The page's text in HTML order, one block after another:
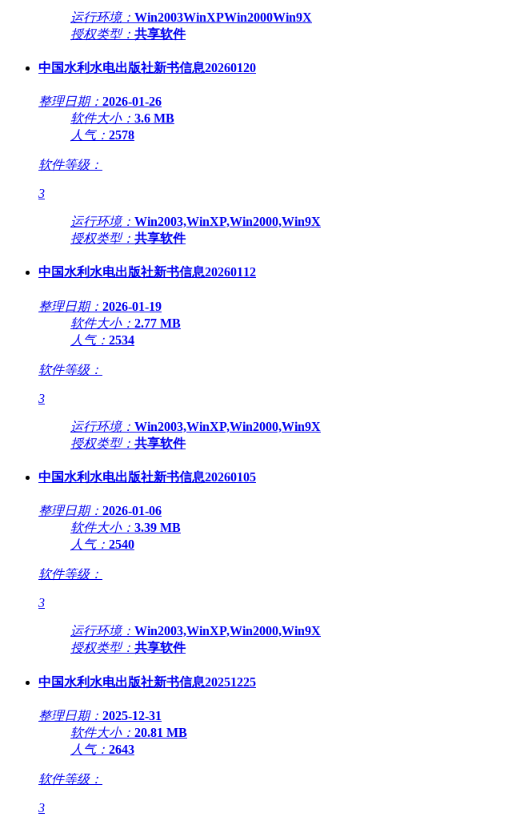
运行环境： Win2003WinXPWin2000Win9X
授权类型： 共享软件
中国水利水电出版社新书信息20260120
整理日期： 2026-01-26
软件大小： 3.6 MB
人气： 2578
软件等级：
3
运行环境： Win2003,WinXP,Win2000,Win9X
授权类型： 共享软件
中国水利水电出版社新书信息20260112
整理日期： 2026-01-19
软件大小： 2.77 MB
人气： 2534
软件等级：
3
运行环境： Win2003,WinXP,Win2000,Win9X
授权类型： 共享软件
中国水利水电出版社新书信息20260105
整理日期： 2026-01-06
软件大小： 3.39 MB
人气： 2540
软件等级：
3
运行环境： Win2003,WinXP,Win2000,Win9X
授权类型： 共享软件
中国水利水电出版社新书信息20251225
整理日期： 2025-12-31
软件大小： 20.81 MB
人气： 2643
软件等级：
3